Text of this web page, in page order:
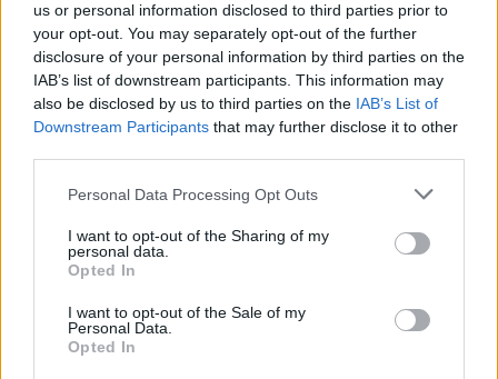
us or personal information disclosed to third parties prior to
your opt-out. You may separately opt-out of the further
disclosure of your personal information by third parties on the
IAB’s list of downstream participants. This information may
also be disclosed by us to third parties on the IAB’s List of
Downstream Participants that may further disclose it to other
Personal Data Processing Opt Outs
I want to opt-out of the Sharing of my
personal data.
Opted In
I want to opt-out of the Sale of my
Personal Data.
Opted In
Kultūra
„Scanorama vasara“
Nidoje – tu ir tavo 7
pasimatymai su kinu
Kultūra
Linas Adomaitis
Naujuosius metus kviečia
sutikti Palangoje: ruošia
išskirtinį šventinį
Kultūra